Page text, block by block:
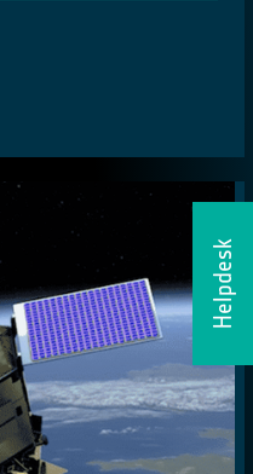
Helpdesk